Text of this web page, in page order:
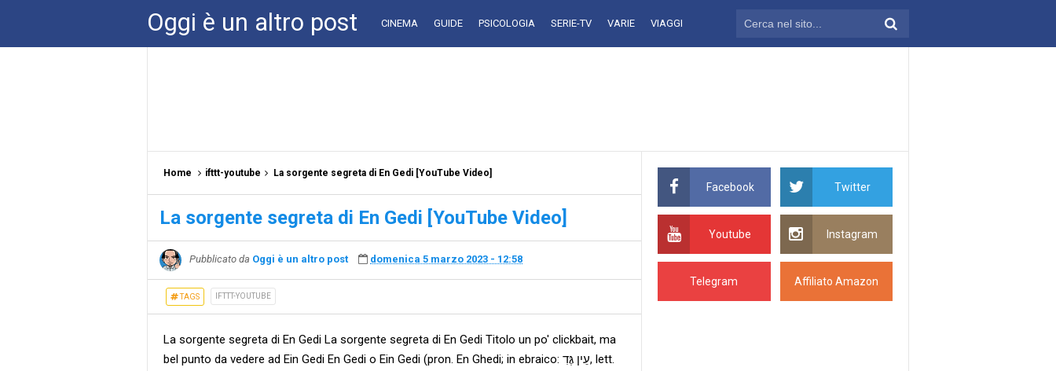
Oggi è un altro post CINEMA GUIDE PSICOLOGIA SERIE-TV VARIE VIAGGI
Home ifttt-youtube La sorgente segreta di En Gedi [YouTube Video]
La sorgente segreta di En Gedi [YouTube Video]
Pubblicato da Oggi è un altro post domenica 5 marzo 2023 - 12:58
TAGS IFTTT-YOUTUBE
La sorgente segreta di En Gedi La sorgente segreta di En Gedi Titolo un po' clickbait, ma
bel punto da vedere ad Ein Gedi En Gedi o Ein Gedi (pron. En Ghedi; in ebraico: עֵין גֶּדִ, lett.
Facebook Twitter
Youtube Instagram
Telegram Affiliato Amazon